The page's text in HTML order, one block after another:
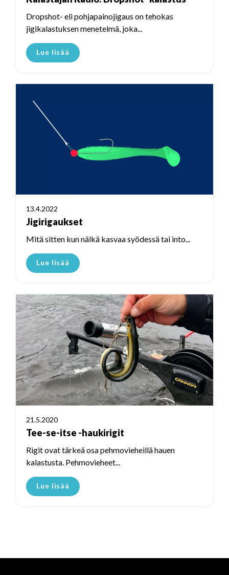
Dropshot- eli pohjapainojigaus on tehokas
jigikalastuksen menetelmä, joka...
Lue lisää
13.4.2022
Jigirigaukset
Mitä sitten kun nälkä kasvaa syödessä tai into...
Lue lisää
21.5.2020
Tee-se-itse -haukirigit
Rigit ovat tärkeä osa pehmovieheillä hauen
kalastusta. Pehmovieheet...
Lue lisää